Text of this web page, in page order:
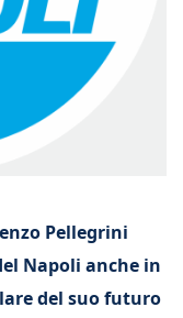
Pellegrini
Napoli anche in
del suo futuro